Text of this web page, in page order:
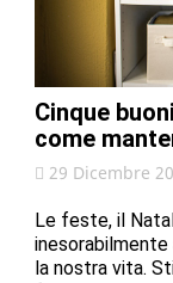
Cinque
come
29 Dicembre
Le feste, il
la nostra vita.